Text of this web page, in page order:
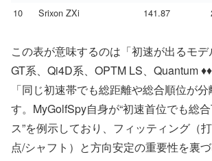
10 Srixon ZXi 141.87
この表が意味するのは「初速が出るモデ
GT系、Qi4D系、OPTM LS、Quantum
「同じ初速帯でも総距離や総合順位が
す。MyGolfSpy自身が“初速首位でも総
ス”を例示しており、フィッティング（
点/シャフト）と方向安定の重要性を裏づ